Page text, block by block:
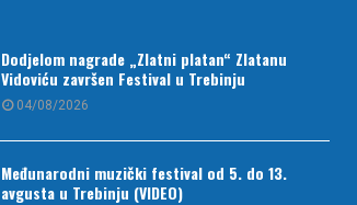
Dodjelom nagrade „Zlatni platan“ Zlatanu
Vidoviću završen Festival u Trebinju
04/08/2026
Međunarodni muzički festival od 5. do 13.
avgusta u Trebinju (VIDEO)